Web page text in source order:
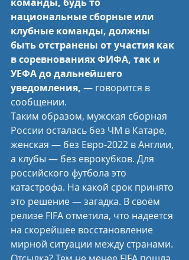
национальные сборные или
клубные команды, должны
быть отстранены от участия как
в соревнованиях ФИФА, так и
УЕФА до дальнейшего
уведомления, — говорится в
сообщении.
Таким образом, мужская сборная
России осталась без ЧМ в Катаре,
женская — без Евро-2022 в Англии,
а клубы — без еврокубков. Для
российского футбола это
катастрофа. На какой срок принято
это решение — загадка. В своём
релизе FIFA отметила, что надеется
на скорейшее восстановление
мирной ситуации между странами.